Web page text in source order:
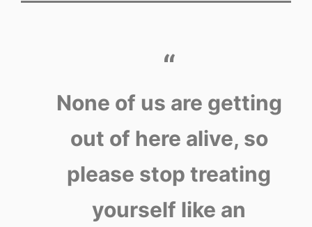
None of us are getting
out of here alive, so
please stop treating
yourself like an